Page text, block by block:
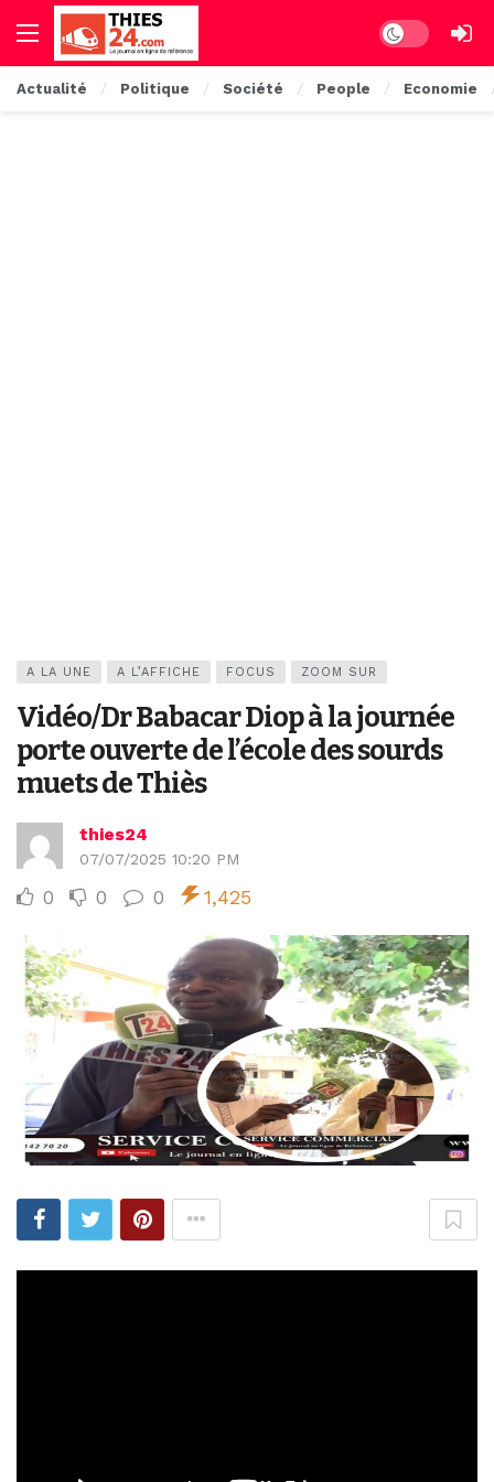
Dark mode
Actualité Politique Société People Economie
A LA UNE A L’AFFICHE FOCUS ZOOM SUR
Vidéo/Dr Babacar Diop à la journée
porte ouverte de l’école des sourds
muets de Thiès
thies24
07/07/2025 10:20 PM
0 0 0 1,425